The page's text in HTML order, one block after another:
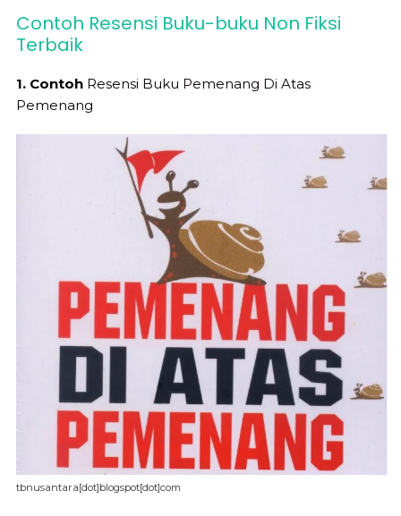
Contoh Resensi Buku-buku Non Fiksi
Terbaik
1. Contoh Resensi Buku Pemenang Di Atas
Pemenang
tbnusantara[dot]blogspot[dot]com